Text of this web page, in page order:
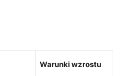
Warunki wzrostu